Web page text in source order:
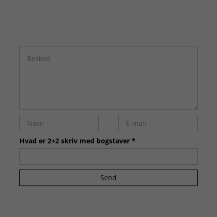
Hvad er 2+2 skriv med bogstaver *
Send